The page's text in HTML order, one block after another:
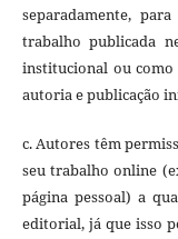
separadamente,
trabalho publicada
institucional ou
autoria e publicação
c. Autores têm
seu trabalho online
página pessoal) a
editorial, já que isso